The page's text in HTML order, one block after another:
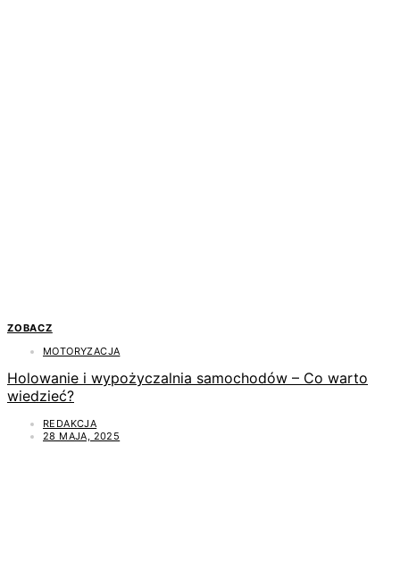
ZOBACZ
MOTORYZACJA
Holowanie i wypożyczalnia samochodów – Co warto
wiedzieć?
REDAKCJA
28 MAJA, 2025